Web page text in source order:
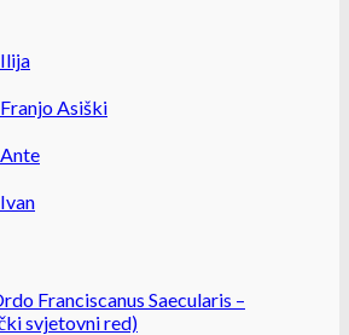
Ilija
Franjo Asiški
Ante
Franciscanus Saecularis –
svjetovni red)